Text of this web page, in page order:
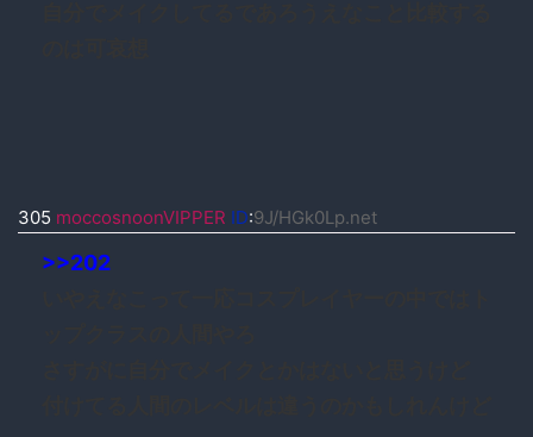
305 moccosnoonVIPPER ID:9J/HGk0Lp.net
>>202